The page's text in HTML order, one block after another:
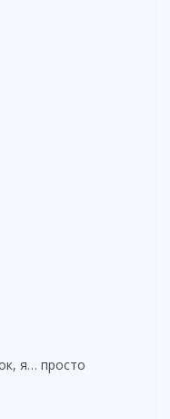
я… просто